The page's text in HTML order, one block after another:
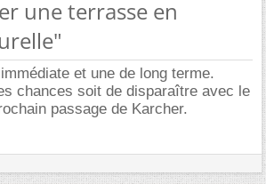
une terrasse en
et une de long terme.
chances soit de disparaître avec le
passage de Karcher.